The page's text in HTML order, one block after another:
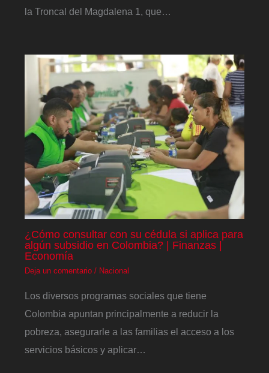
la Troncal del Magdalena 1, que…
¿Cómo consultar con su cédula si aplica para
algún subsidio en Colombia? | Finanzas |
Economía
Deja un comentario / Nacional
Los diversos programas sociales que tiene
Colombia apuntan principalmente a reducir la
pobreza, asegurarle a las familias el acceso a los
servicios básicos y aplicar…